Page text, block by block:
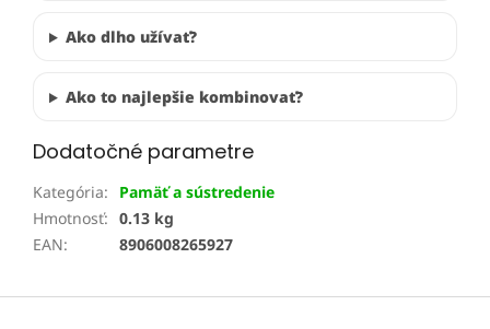
Ako dlho užívať?
Ako to najlepšie kombinovať?
Dodatočné parametre
Kategória:
Pamäť a sústredenie
Hmotnosť: 0.13 kg
EAN: 8906008265927
Z